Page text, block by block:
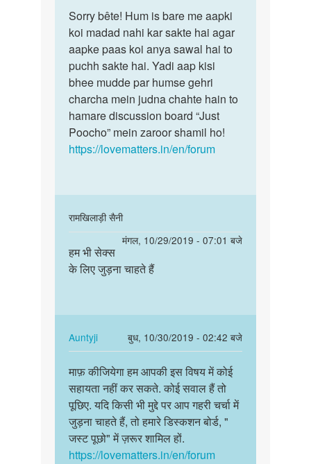
to
Much
he
sexs
karna
hai
by
Aditya
Sorry
bête!
Hum
is
bare
me…
Sorry bête! Hum is bare me aapki
koi madad nahi kar sakte hai agar
aapke paas koi anya sawal hai to
puchh sakte hai. Yadi aap kisi
bhee mudde par humse gehri
charcha mein judna chahte hain to
hamare discussion board “Just
Poocho” mein zaroor shamil ho!
https://lovematters.in/en/forum
रामखिलाड़ी सैनी
मंगल, 10/29/2019 - 07:01 बजे
In
reply
Sorry
is
bare
me…
by
Auntyji
हम
भी
लिए
जुड़ना…
हम भी सेक्स
के लिए जुड़ना चाहते हैं
Auntyji
बुध, 10/30/2019 - 02:42 बजे
In
reply
to
हम
भी
सेक्स
के
लिए
माफ़
कीजियेगा
हम
आपकी
इस
विषय…
माफ़ कीजियेगा हम आपकी इस विषय में कोई
सहायता नहीं कर सकते. कोई सवाल हैं तो
पूछिए. यदि किसी भी मुद्दे पर आप गहरी चर्चा में
जुड़ना चाहते हैं, तो हमारे डिस्कशन बोर्ड, "
जस्ट पूछो" में ज़रूर शामिल हों.
https://lovematters.in/en/forum